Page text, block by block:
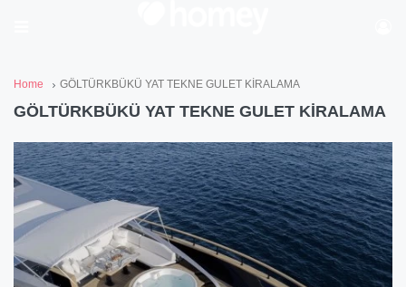
Home GÖLTÜRKBÜKÜ YAT TEKNE GULET KİRALAMA
GÖLTÜRKBÜKÜ YAT TEKNE GULET KİRALAMA